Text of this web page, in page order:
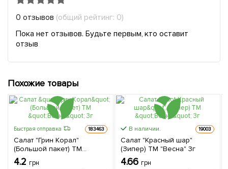
0 отзывов (общий рейтинг: 0)
Пока нет отзывов. Будьте первым, кто оставит
отзыв
Похожие товары
Быстрая отправка 183463
Салат "Грин Корал"
(Большой пакет) ТМ
"Весна" 3г
4.2 грн
В наличии. 19003
Салат "Красный шар"
(Зипер) ТМ "Весна" 3г
4.66 грн